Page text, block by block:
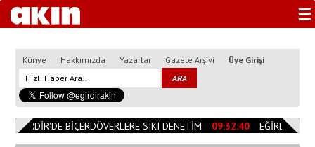
☰
Künye Hakkımızda Yazarlar Gazete Arşivi Üye Girişi
EĞİRDİR'DE BİÇERDÖVERLERE SIKI DENETİM 09:32:40